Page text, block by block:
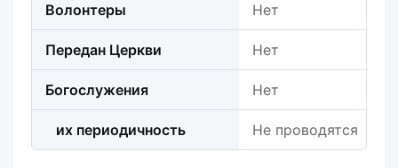
Волонтеры Нет
Передан Церкви Нет
Богослужения Нет
их периодичность Не проводятся